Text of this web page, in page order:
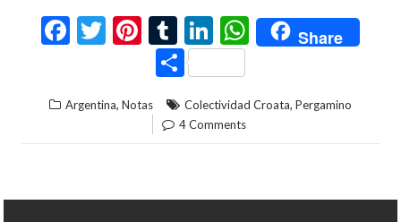
F
b
o
k
T
er
Pi
nt
er
es
t
T
u
m
bl
r
Li
n
ke
dI
n
W
h
s
A
p
Share
C
m
p
ti
Argentina, Notas Colectividad Croata, Pergamino
4 Comments